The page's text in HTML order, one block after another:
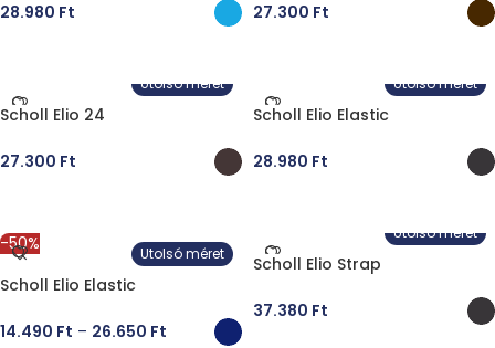
28.980 Ft 27.300 Ft
Utolsó méret
Scholl Elio 24
27.300 Ft
Utolsó méret
Scholl Elio Elastic
28.980 Ft
-50% Utolsó méret
Scholl Elio Elastic
14.490 Ft – 26.650 Ft
Utolsó méret
Scholl Elio Strap
37.380 Ft